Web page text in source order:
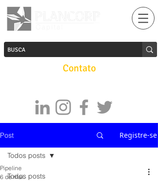
Contato
Post Registre-se
Todos posts
Todos posts
Pipeline
6 de mai.